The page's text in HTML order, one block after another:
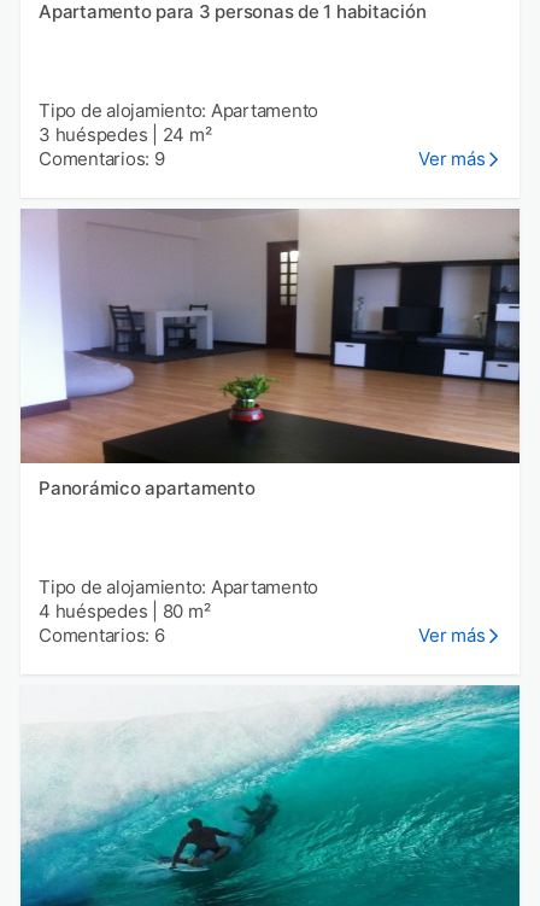
Apartamento para 3 personas de 1 habitación
Tipo de alojamiento: Apartamento
3 huéspedes
24 m²
Comentarios: 9
Ver más
Panorámico apartamento
Tipo de alojamiento: Apartamento
4 huéspedes
80 m²
Comentarios: 6
Ver más